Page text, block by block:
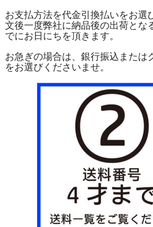
お支払方法を代金引換払いをお選
文後一度弊社に納品後の出荷とな
でにお日にちを頂きます。
お急ぎの場合は、銀行振込または
をお選びくださいませ。